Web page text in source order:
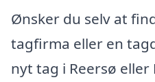
Ønsker du selv at
tagfirma eller en
nyt tag i Reersø